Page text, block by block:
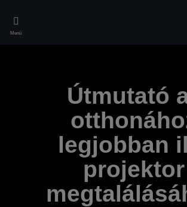
main
Menü
Útmutató
legjobban
projektor